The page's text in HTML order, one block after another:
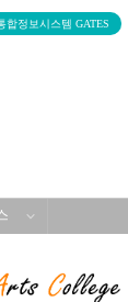
합정보시스템 GATES